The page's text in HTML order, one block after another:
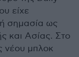
είχε
σημασία ως
και Ασίας. Στο
νέου μπλοκ